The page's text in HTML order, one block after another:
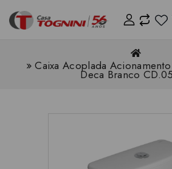
Caixa Acoplada
Deca Branco